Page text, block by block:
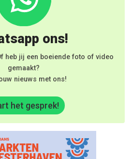
ons!
heb jij een boeiende foto of video
gemaakt?
nieuws met ons!
het gesprek!